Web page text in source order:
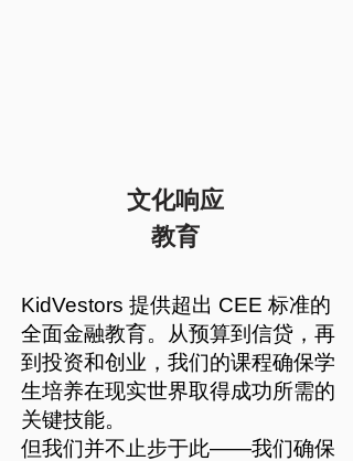
文化响应
教育
KidVestors 提供超出 CEE 标准的
全面金融教育。从预算到信贷，再
到投资和创业，我们的课程确保学
生培养在现实世界取得成功所需的
关键技能。
但我们并不止步于此——我们确保